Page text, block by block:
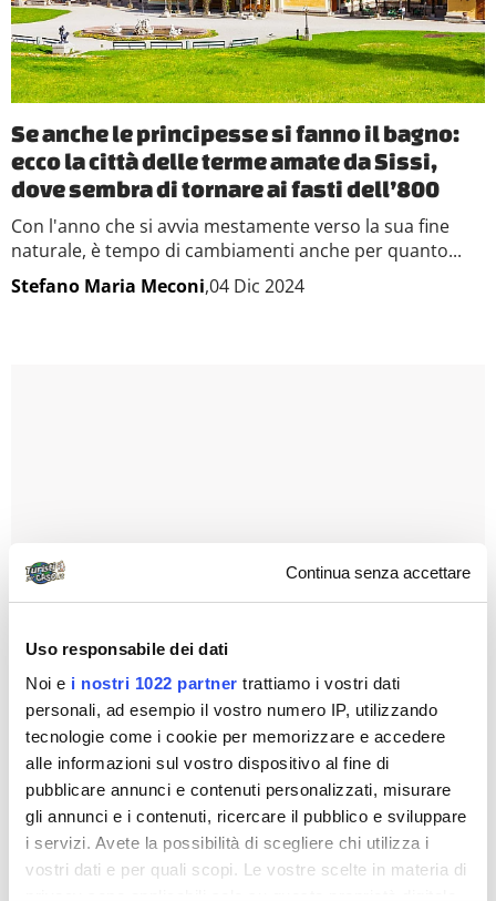
Continua senza accettare
Uso responsabile dei dati
Noi e i nostri 1022 partner trattiamo i vostri dati
personali, ad esempio il vostro numero IP, utilizzando
tecnologie come i cookie per memorizzare e accedere
alle informazioni sul vostro dispositivo al fine di
pubblicare annunci e contenuti personalizzati, misurare
gli annunci e i contenuti, ricercare il pubblico e sviluppare
i servizi. Avete la possibilità di scegliere chi utilizza i
vostri dati e per quali scopi. Le vostre scelte in materia di
Se anche le principesse si fanno il bagno:
ecco la città delle terme amate da Sissi,
dove sembra di tornare ai fasti dell’800
Con l'anno che si avvia mestamente verso la sua fine
naturale, è tempo di cambiamenti anche per quanto...
Stefano Maria Meconi,04 Dic 2024